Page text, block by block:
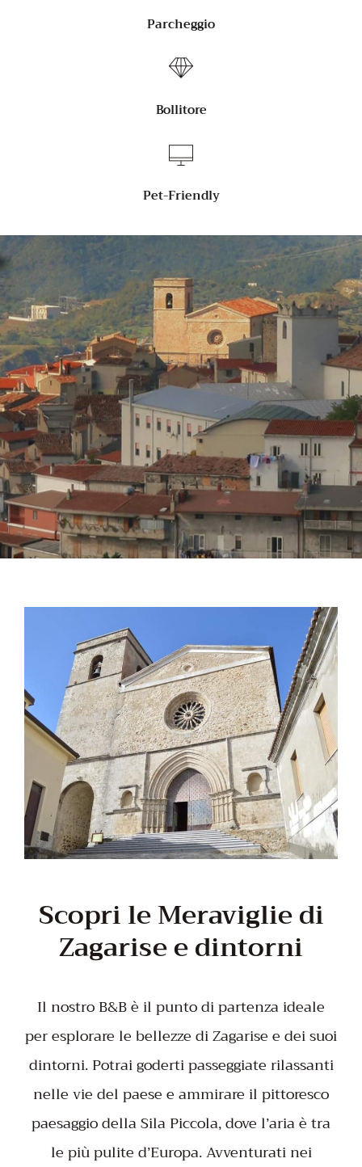
Parcheggio
Bollitore
Pet-Friendly
Scopri le Meraviglie di
Zagarise e dintorni
Il nostro B&B è il punto di partenza ideale
per esplorare le bellezze di Zagarise e dei suoi
dintorni. Potrai goderti passeggiate rilassanti
nelle vie del paese e ammirare il pittoresco
paesaggio della Sila Piccola, dove l’aria è tra
le più pulite d’Europa. Avventurati nei